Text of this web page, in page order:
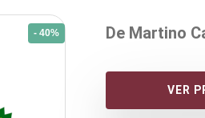
- 40% De Martino
VER